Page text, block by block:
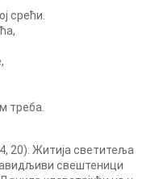
срећи.
треба.
20). Житија светитеља
свештеници